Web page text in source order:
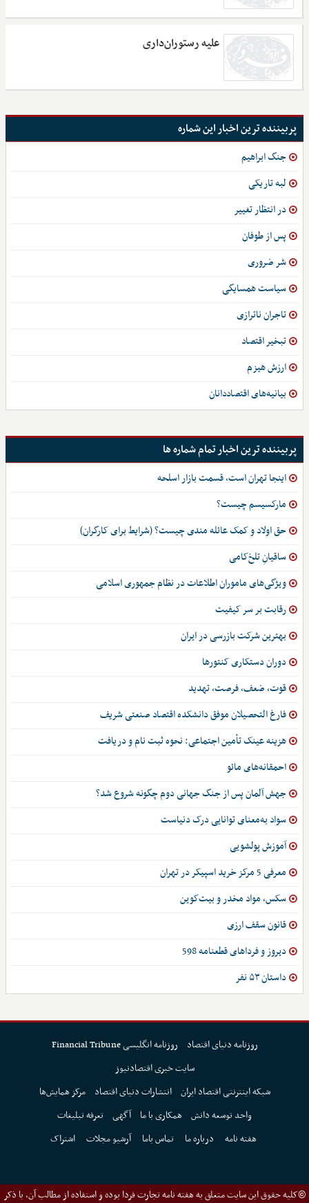
علیه رستوران‌داری
پربیننده ترین اخبار این شماره
جنگ ابراهیم
لبه تاریکی
در انتظار تغییر
پس از طوفان
شر ضروری
سیاست همسایگی
تاجران ناترازی
تبخیر اقتصاد
ارزش هیزم
بیانیه‌های اقتصاددانان
پربیننده ترین اخبار تمام شماره ها
اینجا تهران است، قسمت بازار اسلحه
مارکسیسم چیست؟
حق اولاد و کمک عائله مندی چیست؟ (شرایط برای کارگران)
ساقیانِ تلخ‌کامی
ویژگی‌های ماموران اطلاعات در نظام جمهوری اسلامی
رقابت بر سر کیفیت
بهترین شرکت بازرسی در ایران
دوران دستکاری کنتورها
قوت، ضعف، فرصت، تهدید
فارغ التحصیلان موفق دانشکده اقتصاد صنعتی شریف
هزینه عینک تأمین اجتماعی: نحوه ثبت نام و دریافت
احمقانه‌های مائو
جهش آلمان پس از جنگ جهانی دوم چگونه شروع شد؟
سواد به‌معنای توانایی درک دنیاست
آموزش پولشویی
معرفی 5 مرکز خرید اسپیکر در تهران
سکس، مواد مخدر و بیت‌کوین
قانون سقف ارزی
دیروز و فرداهای قطعنامه 598
داستان ۵۳ نفر
روزنامه دنیای اقتصاد
روزنامه انگلیسی Financial Tribune
سایت خبری اقتصادنیوز
شبکه اینترنتی اقتصاد ایران انتشارات دنیای اقتصاد
مرکز همایش‌ها
واحد توسعه دانش همکاری با ما آگهی تعرفه تبلیغات
هفته نامه
درباره ما تماس باما آرشیو مجلات اشتراک
©کلیه حقوق این سایت متعلق به هفته نامه تجارت فردا بوده و استفاده از مطالب آن، با ذکر